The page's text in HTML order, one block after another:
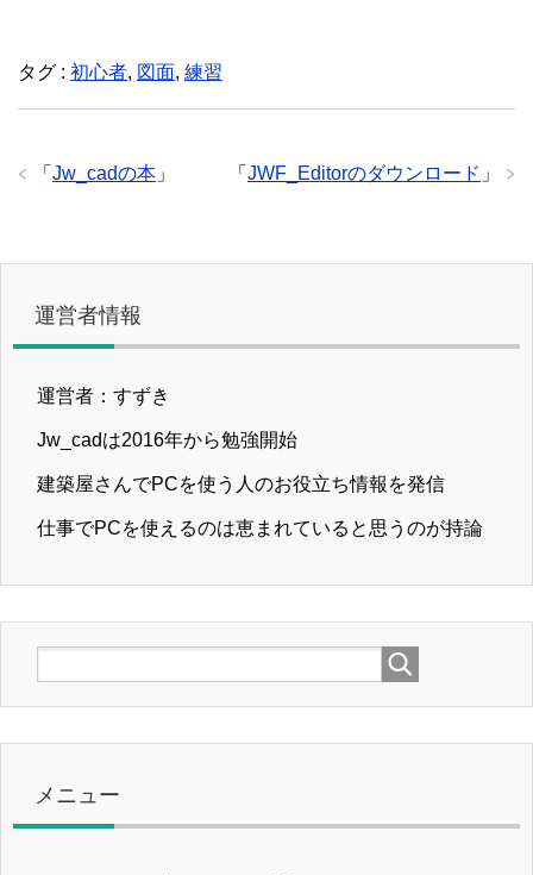
タグ : 初心者, 図面, 練習
「 JWF_Editorのダウンロード 」
「 Jw_cadの本 」
運営者情報
運営者：すずき
Jw_cadは2016年から勉強開始
建築屋さんでPCを使う人のお役立ち情報を発信
仕事でPCを使えるのは恵まれていると思うのが持論
メニュー